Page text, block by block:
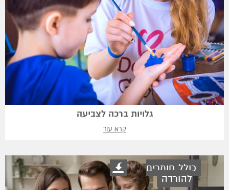
גלויות ברכה לצביעה
קרא עוד
כולל חומרים
להורדה